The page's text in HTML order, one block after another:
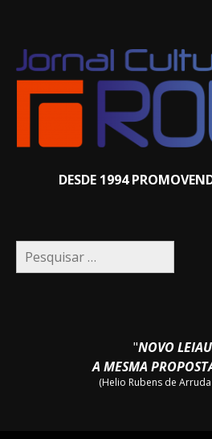
DESDE 1994
Pesquisar
por:
"NOVO
A MESMA
(Helio Rubens de